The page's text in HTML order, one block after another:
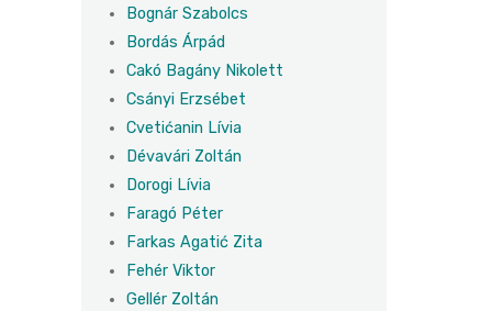
Bognár Szabolcs
Bordás Árpád
Cakó Bagány Nikolett
Csányi Erzsébet
Cvetićanin Lívia
Dévavári Zoltán
Dorogi Lívia
Faragó Péter
Farkas Agatić Zita
Fehér Viktor
Gellér Zoltán